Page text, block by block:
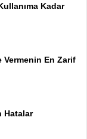
Kadar
Vermenin En Zarif
Hatalar